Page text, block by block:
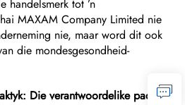
handelsmerk tot ’n
MAXAM Company Limited nie
nie, maar word dit ook
die mondesgesondheid-
Die verantwoordelike pad om